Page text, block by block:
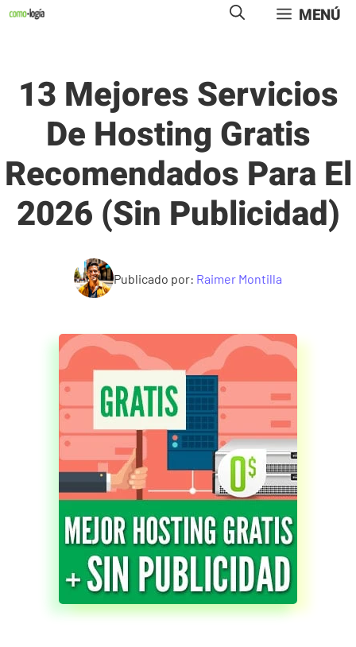
Saltar
MENÚ
13 Mejores Servicios
De Hosting Gratis
Recomendados Para El
2026 (sin Publicidad)
Publicado por: Raimer Montilla